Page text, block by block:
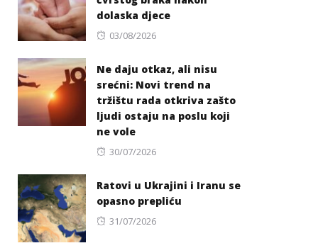
dolaska djece
Posted
03/08/2026
Ne daju otkaz, ali nisu
srećni: Novi trend na
tržištu rada otkriva zašto
ljudi ostaju na poslu koji
ne vole
Posted
30/07/2026
Ratovi u Ukrajini i Iranu se
opasno prepliću
Posted
31/07/2026